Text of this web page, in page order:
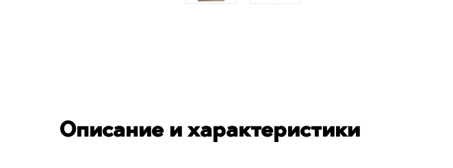
Описание и характеристики